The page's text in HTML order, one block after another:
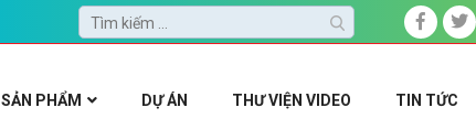
SẢN PHẨM DỰ ÁN THƯ VIỆN VIDEO TIN TỨC